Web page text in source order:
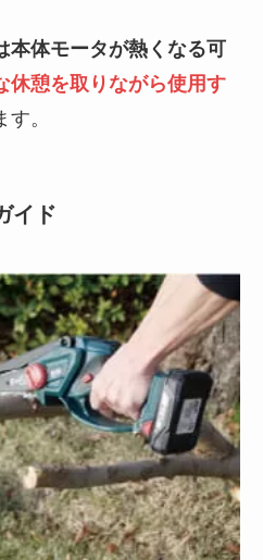
本体モータが熱くなる可
休憩を取りながら使用す
。
イド